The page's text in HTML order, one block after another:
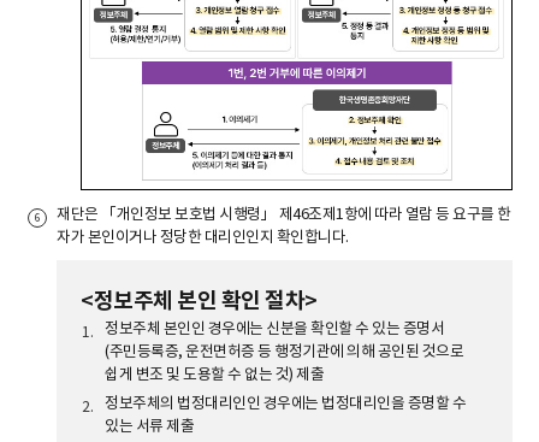
재단은 「개인정보 보호법 시행령」 제46조제1항에 따라 열람 등 요구를 한
자가 본인이거나 정당한 대리인인지 확인합니다.
<정보주체 본인 확인 절차>
정보주체 본인인 경우에는 신분을 확인할 수 있는 증명서
(주민등록증, 운전면허증 등 행정기관에 의해 공인된 것으로
쉽게 변조 및 도용할 수 없는 것) 제출
정보주체의 법정대리인인 경우에는 법정대리인을 증명할 수
있는 서류 제출